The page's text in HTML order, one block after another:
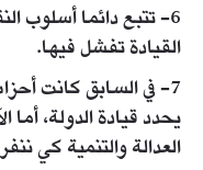
6- تتبع دائما أسلوب
القيادة تفشل فيها.
7- في السابق كانت
يحدد قيادة الدولة،
العدالة والتنمية كي